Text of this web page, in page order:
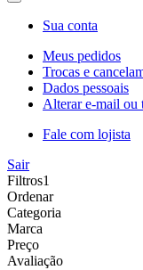
Sua conta
Meus pedidos
Trocas e
Dados pessoais
Alterar e-mail ou
Fale com lojista
Sair
Filtros1
Ordenar
Categoria
Marca
Preço
Avaliação